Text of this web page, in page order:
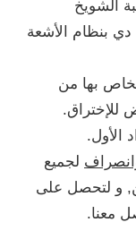
الشويخ
دي بنظام الأشعة
بها من
للإختراق.
الأول.
لجميع
و لتحصل على
معنا.